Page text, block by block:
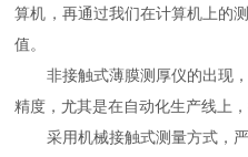
算机，再通过我们在计算机上的
值。
非接触式薄膜测厚仪的出现，
精度，尤其是在自动化生产线上，
采用机械接触式测量方式，严